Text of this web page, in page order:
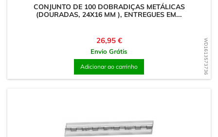
WD1613573736
CONJUNTO DE 100 DOBRADIÇAS METÁLICAS
(DOURADAS, 24X16 MM ), ENTREGUES EM...
Preço
26,95 €
Envio Grátis
Adicionar ao carrinho